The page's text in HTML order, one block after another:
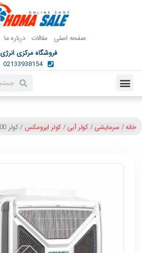
صفحه اصلی مقالات درباره ما
فروشگاه مرکزی انرژی
02133938154
خانه/ سرمایشی/کولر آبی/کولر ایرومکس / کولر 4000 ایرومکس بالازن مدل AM45